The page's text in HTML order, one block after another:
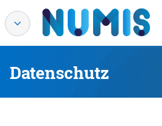
Datenschutz